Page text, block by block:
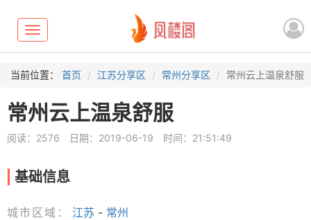
Toggle
navigation
当前位置： 首页 江苏分享区 常州分享区 常州云上温泉舒服
常州云上温泉舒服
阅读：2576 日期：2019-06-19 时间：21:51:49
基础信息
城市区域： 江苏 - 常州